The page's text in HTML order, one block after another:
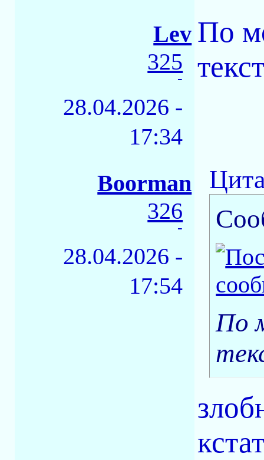
Lev
325
-
28.04.2026 -
17:34
По
Boorman
326
-
28.04.2026 -
17:54
По